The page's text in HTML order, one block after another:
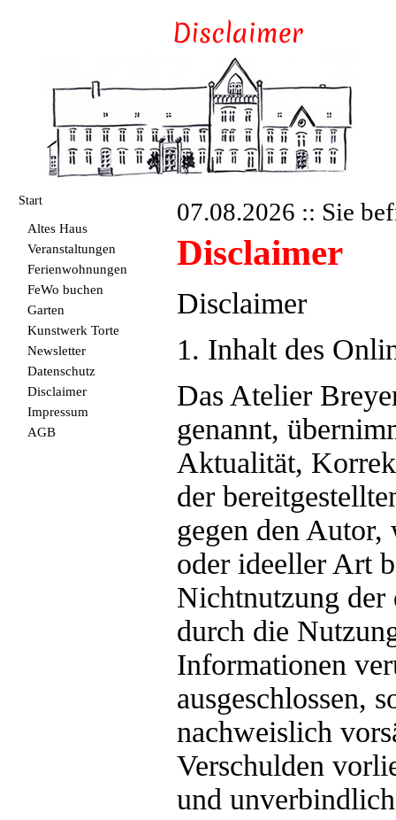
Start
Altes Haus
Veranstaltungen
Ferienwohnungen
FeWo buchen
Garten
Kunstwerk Torte
Newsletter
Datenschutz
Disclaimer
Impressum
AGB
07.08.2026 :: Sie
Disclaimer
Disclaimer
1. Inhalt des
Das Atelier
genannt,
Aktualität,
der
gegen den Autor,
oder ideeller Art
Nichtnutzung der
durch die
Informationen
ausgeschlossen,
nachweislich
Verschulden
und